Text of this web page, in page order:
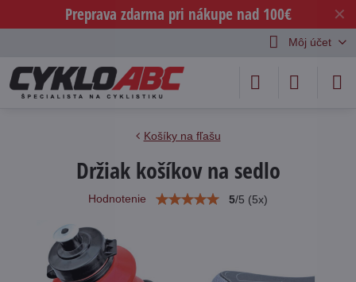
✕
Preprava zdarma pri nákupe nad 100€
Môj účet
Košíky na fľašu
Držiak košíkov na sedlo
Hodnotenie 5/5 (5x)